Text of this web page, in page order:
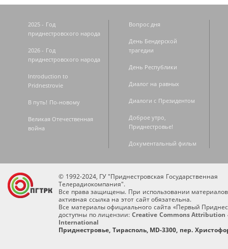
2025 - Год
приднестровского народа
2026 - Год
приднестровского народа
Introduction to
Pridnestrovie
В путь! По-новому
Великая Отечественная
война
Вопрос дня
День Бендерской
трагедии
День Республики
Диалог на равных
Диалоги с Президентом
Доброе утро,
Приднестровье!
Документальный фильм
© 1992-2024, ГУ "Приднестровская Государственная
Телерадиокомпания".
Все права защищены. При использовании
активная ссылка на этот сайт обязательна.
Все материалы официального сайта «Первый
доступны по лицензии: Creative Commons Attribution
International
Приднестровье, Тирасполь, MD-3300, пер.